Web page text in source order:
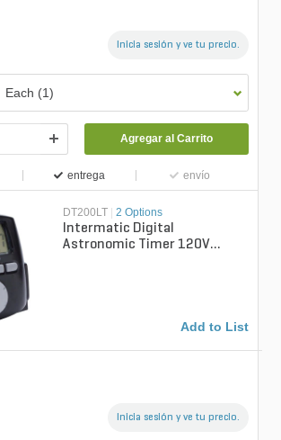
Inicia sesión y ve tu precio.
Each (1)
Agregar al Carrito
entrega envío
DT200LT 2 Options
Intermatic Digital
Astronomic Timer 120V
Add to List
Inicia sesión y ve tu precio.